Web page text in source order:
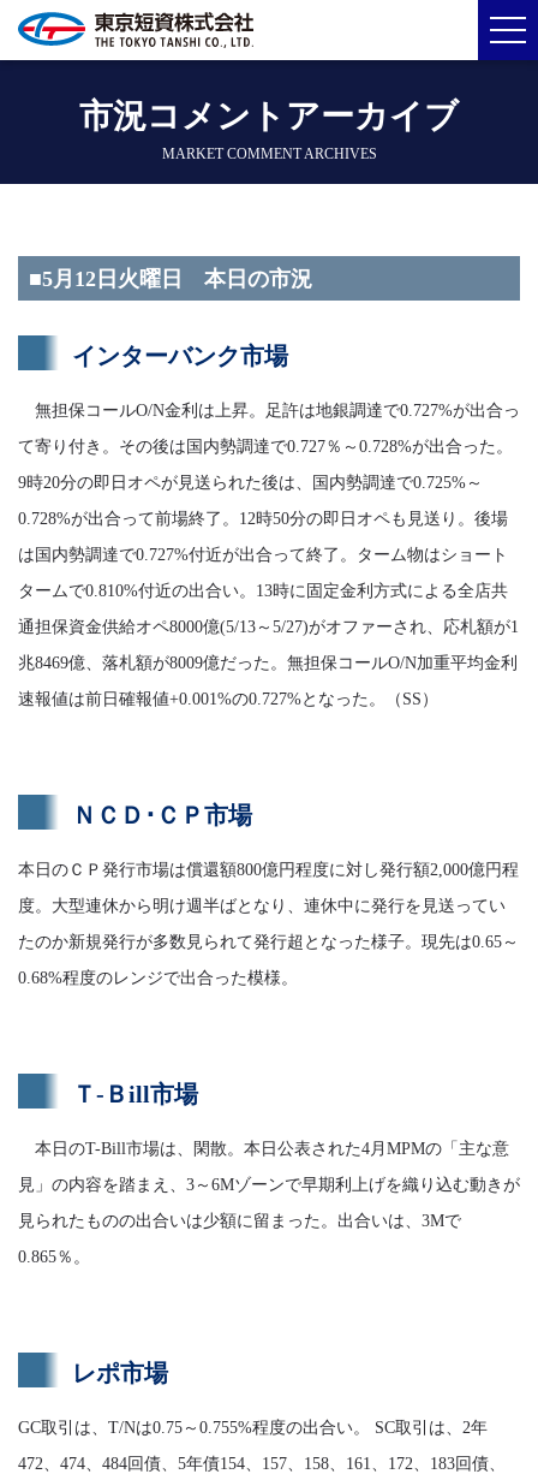
市況コメントアーカイブ
MARKET COMMENT ARCHIVES
■5月12日火曜日 本日の市況
インターバンク市場
無担保コールO/N金利は上昇。足許は地銀調達で0.727%が出合っ
て寄り付き。その後は国内勢調達で0.727％～0.728%が出合った。
9時20分の即日オペが見送られた後は、国内勢調達で0.725%～
0.728%が出合って前場終了。12時50分の即日オペも見送り。後場
は国内勢調達で0.727%付近が出合って終了。ターム物はショート
タームで0.810%付近の出合い。13時に固定金利方式による全店共
通担保資金供給オペ8000億(5/13～5/27)がオファーされ、応札額が1
兆8469億、落札額が8009億だった。無担保コールO/N加重平均金利
速報値は前日確報値+0.001%の0.727%となった。（SS）
ＮＣＤ･ＣＰ市場
本日のＣＰ発行市場は償還額800億円程度に対し発行額2,000億円程
度。大型連休から明け週半ばとなり、連休中に発行を見送ってい
たのか新規発行が多数見られて発行超となった様子。現先は0.65～
0.68%程度のレンジで出合った模様。
Ｔ-Ｂill市場
本日のT-Bill市場は、閑散。本日公表された4月MPMの「主な意
見」の内容を踏まえ、3～6Mゾーンで早期利上げを織り込む動きが
見られたものの出合いは少額に留まった。出合いは、3Mで
0.865％。
レポ市場
GC取引は、T/Nは0.75～0.755%程度の出合い。 SC取引は、2年
472、474、484回債、5年債154、157、158、161、172、183回債、